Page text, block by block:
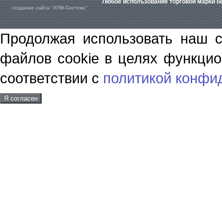
Любое использование торговой марки
создание сайта "АПМ-Системс"
Продолжая использовать наш
файлов cookie в целях
соответствии с политикой
Я согласен